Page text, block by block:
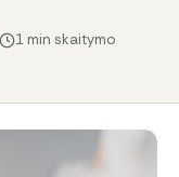
1 min skaitymo